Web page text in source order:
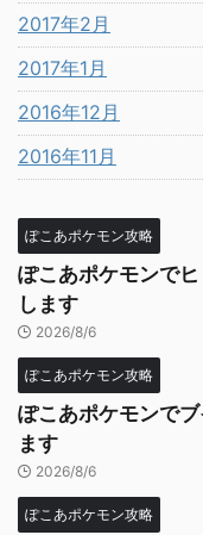
2017年2月
2017年1月
2016年12月
2016年11月
ぽこあポケモン攻略
ぽこあポケモンで
します
2026/8/6
ぽこあポケモン攻略
ぽこあポケモンで
ます
2026/8/6
ぽこあポケモン攻略